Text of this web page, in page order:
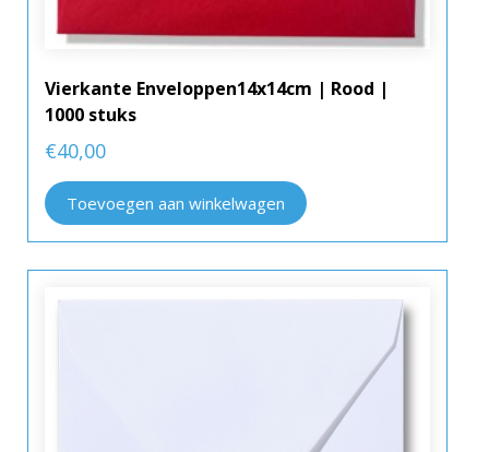
Vierkante Enveloppen14x14cm | Rood |
1000 stuks
€40,00
Toevoegen aan winkelwagen